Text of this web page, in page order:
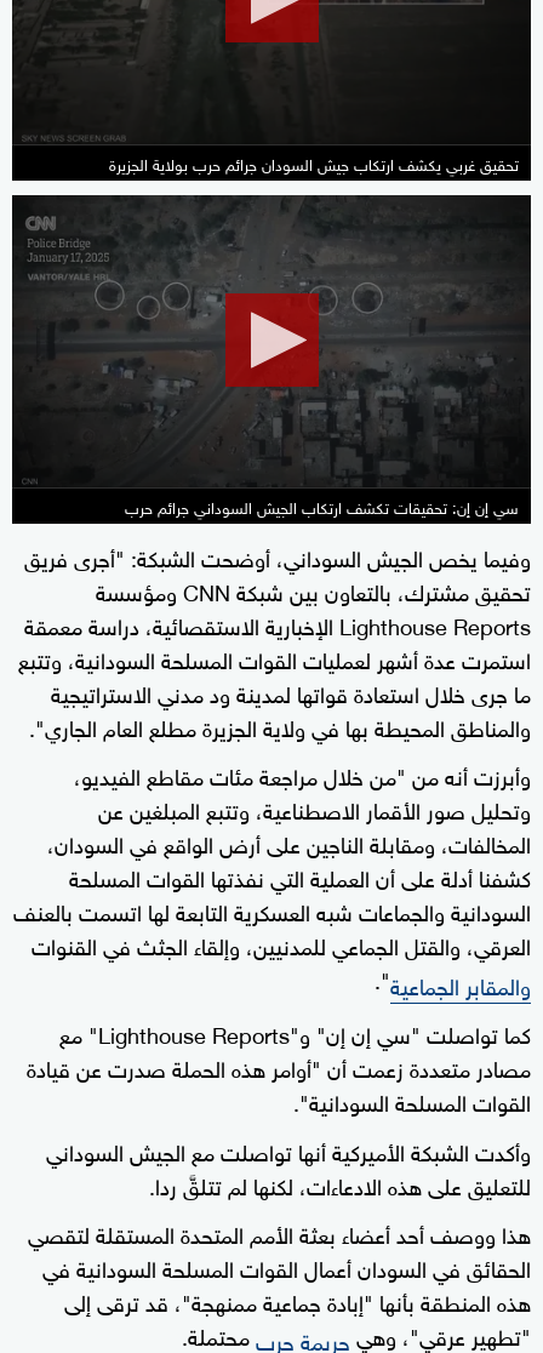
6
seconds
تحقيق غربي يكشف ارتكاب جيش السودان جرائم حرب بولاية الجزيرة
seconds
minutes,
seconds
سي إن إن: تحقيقات تكشف ارتكاب الجيش السوداني جرائم حرب
وفيما يخص الجيش السوداني، أوضحت الشبكة: "أجرى فريق
تحقيق مشترك، بالتعاون بين شبكة CNN ومؤسسة
Lighthouse Reports الإخبارية الاستقصائية، دراسة معمقة
استمرت عدة أشهر لعمليات القوات المسلحة السودانية، وتتبع
ما جرى خلال استعادة قواتها لمدينة ود مدني الاستراتيجية
والمناطق المحيطة بها في ولاية الجزيرة مطلع العام الجاري".
وأبرزت أنه من "من خلال مراجعة مئات مقاطع الفيديو،
وتحليل صور الأقمار الاصطناعية، وتتبع المبلغين عن
المخالفات، ومقابلة الناجين على أرض الواقع في السودان،
كشفنا أدلة على أن العملية التي نفذتها القوات المسلحة
السودانية والجماعات شبه العسكرية التابعة لها اتسمت بالعنف
العرقي، والقتل الجماعي للمدنيين، وإلقاء الجثث في القنوات
والمقابر الجماعية".
كما تواصلت "سي إن إن" و"Lighthouse Reports" مع
مصادر متعددة زعمت أن "أوامر هذه الحملة صدرت عن قيادة
القوات المسلحة السودانية".
وأكدت الشبكة الأميركية أنها تواصلت مع الجيش السوداني
للتعليق على هذه الادعاءات، لكنها لم تتلقَّ ردا.
هذا ووصف أحد أعضاء بعثة الأمم المتحدة المستقلة لتقصي
الحقائق في السودان أعمال القوات المسلحة السودانية في
هذه المنطقة بأنها "إبادة جماعية ممنهجة"، قد ترقى إلى
"تطهير عرقي"، وهيجريمة حربمحتملة.